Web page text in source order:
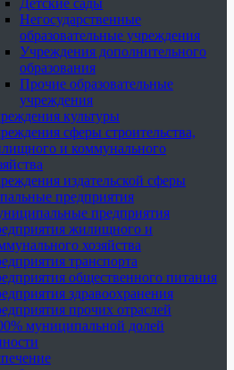
Детские сады
Негосударственные
образовательные учреждения
Учреждения дополнительного
образования
Прочие образовательные
учреждения
культуры
сферы строительства,
и коммунального
издательской сферы
предприятия
предприятия
жилищного и
хозяйства
транспорта
общественного питания
здравоохранения
прочих отраслей
муниципальной долей